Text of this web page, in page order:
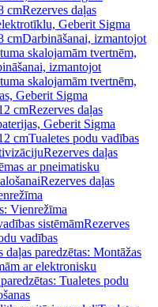
cmRezerves daļas
Geberit Sigma
cmDarbināšanai, izmantojot
skalojamām tvertnēm,
izmantojot
skalojamām tvertnēm,
Geberit Sigma
cmRezerves daļas
Geberit Sigma
cmTualetes podu vadības
Rezerves daļas
ar pneimatisku
Rezerves daļas
Vienrežīma
sistēmāmRezerves
vadības
daļas paredzētas: Montāžas
ar elektronisku
Tualetes podu